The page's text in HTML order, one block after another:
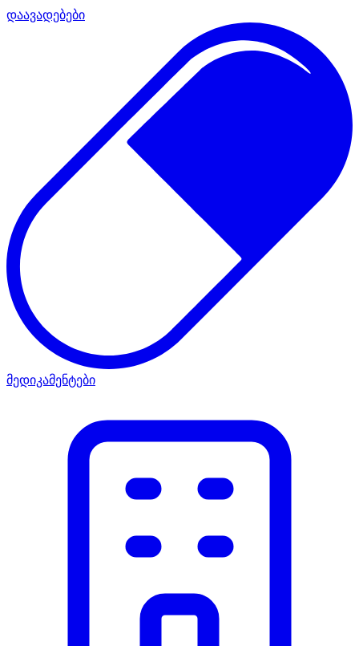
დაავადებები
მედიკამენტები